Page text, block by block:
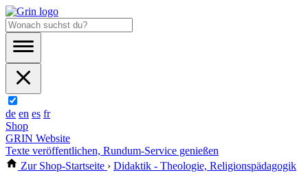
de en es fr
Shop
GRIN Website
Texte veröffentlichen, Rundum-Service genießen
Zur Shop-Startseite › Didaktik - Theologie, Religionspädagogik